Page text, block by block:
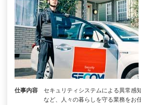
仕事内容
セキュリティシステムによる異常感
など、人々の暮らしを守る業務をお